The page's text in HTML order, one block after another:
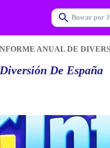
ANUAL DE
De España